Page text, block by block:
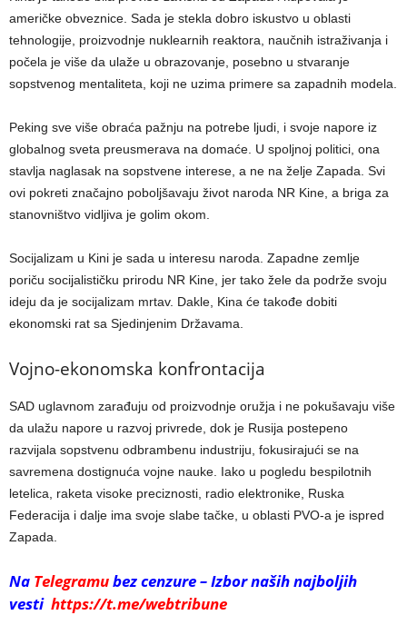
američke obveznice. Sada je stekla dobro iskustvo u oblasti
tehnologije, proizvodnje nuklearnih reaktora, naučnih istraživanja i
počela je više da ulaže u obrazovanje, posebno u stvaranje
sopstvenog mentaliteta, koji ne uzima primere sa zapadnih modela.
Peking sve više obraća pažnju na potrebe ljudi, i svoje napore iz
globalnog sveta preusmerava na domaće. U spoljnoj politici, ona
stavlja naglasak na sopstvene interese, a ne na želje Zapada. Svi
ovi pokreti značajno poboljšavaju život naroda NR Kine, a briga za
stanovništvo vidljiva je golim okom.
Socijalizam u Kini je sada u interesu naroda. Zapadne zemlje
poriču socijalističku prirodu NR Kine, jer tako žele da podrže svoju
ideju da je socijalizam mrtav. Dakle, Kina će takođe dobiti
ekonomski rat sa Sjedinjenim Državama.
Vojno-ekonomska konfrontacija
SAD uglavnom zarađuju od proizvodnje oružja i ne pokušavaju više
da ulažu napore u razvoj privrede, dok je Rusija postepeno
razvijala sopstvenu odbrambenu industriju, fokusirajući se na
savremena dostignuća vojne nauke. Iako u pogledu bespilotnih
letelica, raketa visoke preciznosti, radio elektronike, Ruska
Federacija i dalje ima svoje slabe tačke, u oblasti PVO-a je ispred
Zapada.
Na Telegramubez cenzure – Izbor naših najboljih
vestihttps://t.me/webtribune